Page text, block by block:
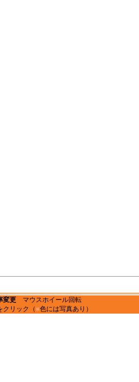
変更 マウスホイール回転
クリック（ ■色には写真あり）